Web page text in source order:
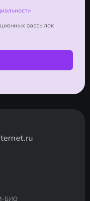
рассылок
БИО